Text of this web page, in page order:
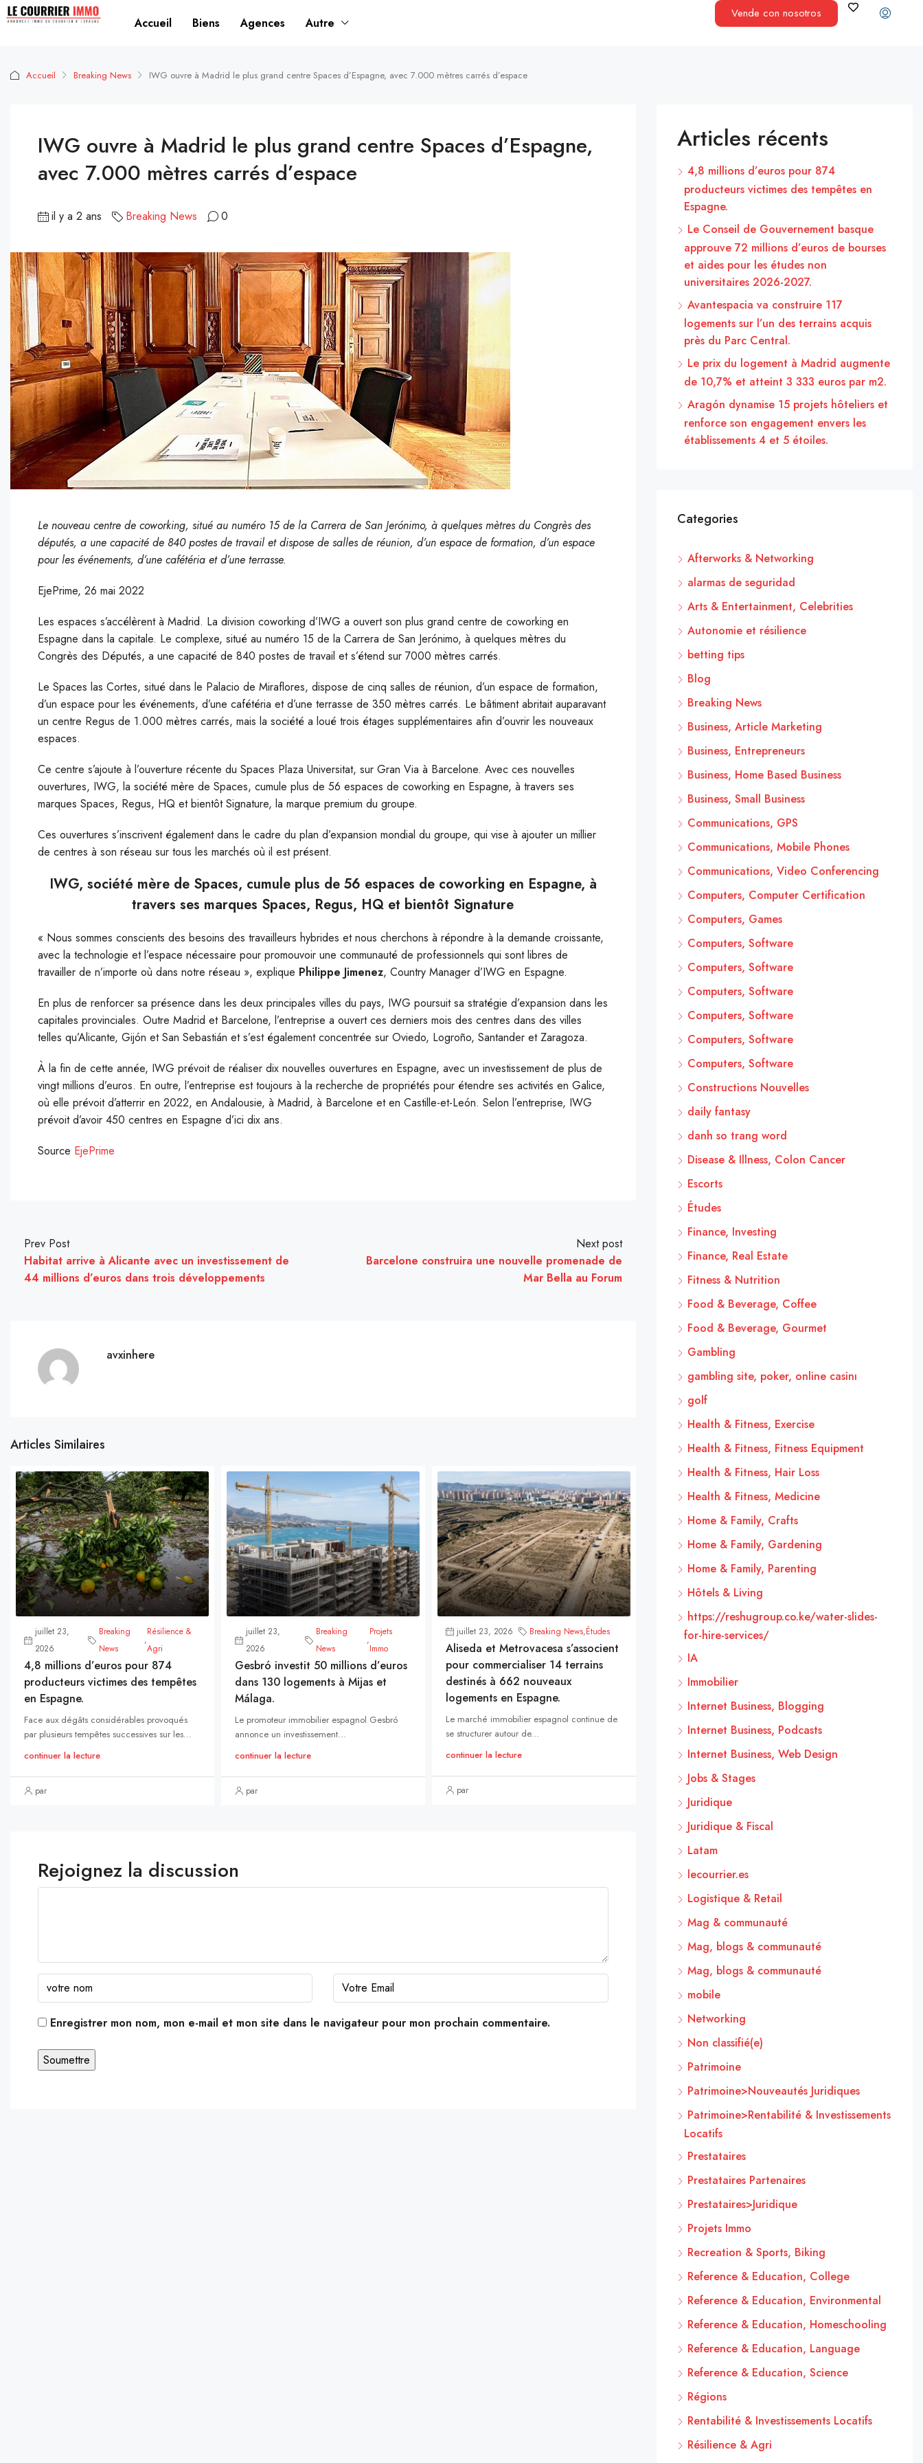
Accueil Biens Agences Autre
Vende con nosotros
Accueil Breaking News IWG ouvre à Madrid le plus grand centre Spaces d’Espagne, avec 7.000 mètres carrés d’espace
IWG ouvre à Madrid le plus grand centre Spaces d’Espagne,
avec 7.000 mètres carrés d’espace
il y a 2 ans Breaking News 0
Le nouveau centre de coworking, situé au numéro 15 de la Carrera de San Jerónimo, à quelques mètres du Congrès des
députés, a une capacité de 840 postes de travail et dispose de salles de réunion, d’un espace de formation, d’un espace
pour les événements, d’une cafétéria et d’une terrasse.
EjePrime, 26 mai 2022
Les espaces s’accélèrent à Madrid. La division coworking d’IWG a ouvert son plus grand centre de coworking en
Espagne dans la capitale. Le complexe, situé au numéro 15 de la Carrera de San Jerónimo, à quelques mètres du
Congrès des Députés, a une capacité de 840 postes de travail et s’étend sur 7000 mètres carrés.
Le Spaces las Cortes, situé dans le Palacio de Miraflores, dispose de cinq salles de réunion, d’un espace de formation,
d’un espace pour les événements, d’une cafétéria et d’une terrasse de 350 mètres carrés. Le bâtiment abritait auparavant
un centre Regus de 1.000 mètres carrés, mais la société a loué trois étages supplémentaires afin d’ouvrir les nouveaux
espaces.
Ce centre s’ajoute à l’ouverture récente du Spaces Plaza Universitat, sur Gran Via à Barcelone. Avec ces nouvelles
ouvertures, IWG, la société mère de Spaces, cumule plus de 56 espaces de coworking en Espagne, à travers ses
marques Spaces, Regus, HQ et bientôt Signature, la marque premium du groupe.
Ces ouvertures s’inscrivent également dans le cadre du plan d’expansion mondial du groupe, qui vise à ajouter un millier
de centres à son réseau sur tous les marchés où il est présent.
IWG, société mère de Spaces, cumule plus de 56 espaces de coworking en Espagne, à
travers ses marques Spaces, Regus, HQ et bientôt Signature
« Nous sommes conscients des besoins des travailleurs hybrides et nous cherchons à répondre à la demande croissante,
avec la technologie et l’espace nécessaire pour promouvoir une communauté de professionnels qui sont libres de
travailler de n’importe où dans notre réseau », explique Philippe Jimenez, Country Manager d’IWG en Espagne.
En plus de renforcer sa présence dans les deux principales villes du pays, IWG poursuit sa stratégie d’expansion dans les
capitales provinciales. Outre Madrid et Barcelone, l’entreprise a ouvert ces derniers mois des centres dans des villes
telles qu’Alicante, Gijón et San Sebastián et s’est également concentrée sur Oviedo, Logroño, Santander et Zaragoza.
À la fin de cette année, IWG prévoit de réaliser dix nouvelles ouvertures en Espagne, avec un investissement de plus de
vingt millions d’euros. En outre, l’entreprise est toujours à la recherche de propriétés pour étendre ses activités en Galice,
où elle prévoit d’atterrir en 2022, en Andalousie, à Madrid, à Barcelone et en Castille-et-León. Selon l’entreprise, IWG
prévoit d’avoir 450 centres en Espagne d’ici dix ans.
Source EjePrime
Prev Post
Habitat arrive à Alicante avec un investissement de
44 millions d’euros dans trois développements
Next post
Barcelone construira une nouvelle promenade de
Mar Bella au Forum
avxinhere
Articles Similaires
juillet 23,
2026
Breaking
News
,
Résilience &
Agri
4,8 millions d’euros pour 874
producteurs victimes des tempêtes
en Espagne.
Face aux dégâts considérables provoqués
par plusieurs tempêtes successives sur les...
continuer la lecture
par
juillet 23,
2026
Breaking
News
,
Projets
Immo
Gesbró investit 50 millions d’euros
dans 130 logements à Mijas et
Málaga.
Le promoteur immobilier espagnol Gesbró
annonce un investissement...
continuer la lecture
par
juillet 23, 2026 Breaking News,Études
Aliseda et Metrovacesa s’associent
pour commercialiser 14 terrains
destinés à 662 nouveaux
logements en Espagne.
Le marché immobilier espagnol continue de
se structurer autour de...
continuer la lecture
par
Rejoignez la discussion
Enregistrer mon nom, mon e-mail et mon site dans le navigateur pour mon prochain commentaire.
Articles récents
4,8 millions d’euros pour 874
producteurs victimes des tempêtes en
Espagne.
Le Conseil de Gouvernement basque
approuve 72 millions d’euros de bourses
et aides pour les études non
universitaires 2026-2027.
Avantespacia va construire 117
logements sur l’un des terrains acquis
près du Parc Central.
Le prix du logement à Madrid augmente
de 10,7% et atteint 3 333 euros par m2.
Aragón dynamise 15 projets hôteliers et
renforce son engagement envers les
établissements 4 et 5 étoiles.
Categories
Afterworks & Networking
alarmas de seguridad
Arts & Entertainment, Celebrities
Autonomie et résilience
betting tips
Blog
Breaking News
Business, Article Marketing
Business, Entrepreneurs
Business, Home Based Business
Business, Small Business
Communications, GPS
Communications, Mobile Phones
Communications, Video Conferencing
Computers, Computer Certification
Computers, Games
Computers, Software
Computers, Software
Computers, Software
Computers, Software
Computers, Software
Computers, Software
Constructions Nouvelles
daily fantasy
danh so trang word
Disease & Illness, Colon Cancer
Escorts
Études
Finance, Investing
Finance, Real Estate
Fitness & Nutrition
Food & Beverage, Coffee
Food & Beverage, Gourmet
Gambling
gambling site, poker, online casinı
golf
Health & Fitness, Exercise
Health & Fitness, Fitness Equipment
Health & Fitness, Hair Loss
Health & Fitness, Medicine
Home & Family, Crafts
Home & Family, Gardening
Home & Family, Parenting
Hôtels & Living
https://reshugroup.co.ke/water-slides-
for-hire-services/
IA
Immobilier
Internet Business, Blogging
Internet Business, Podcasts
Internet Business, Web Design
Jobs & Stages
Juridique
Juridique & Fiscal
Latam
lecourrier.es
Logistique & Retail
Mag & communauté
Mag, blogs & communauté
Mag, blogs & communauté
mobile
Networking
Non classifié(e)
Patrimoine
Patrimoine>Nouveautés Juridiques
Patrimoine>Rentabilité & Investissements
Locatifs
Prestataires
Prestataires Partenaires
Prestataires>Juridique
Projets Immo
Recreation & Sports, Biking
Reference & Education, College
Reference & Education, Environmental
Reference & Education, Homeschooling
Reference & Education, Language
Reference & Education, Science
Régions
Rentabilité & Investissements Locatifs
Résilience & Agri